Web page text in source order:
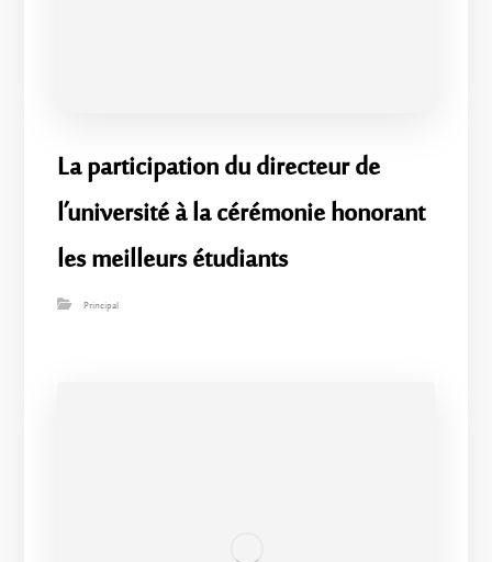
La participation du directeur de
l’université à la cérémonie honorant
les meilleurs étudiants
Principal